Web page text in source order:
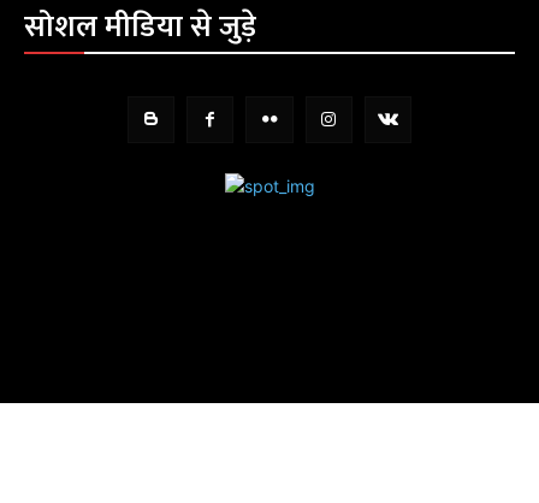
सोशल मीडिया से जुड़े